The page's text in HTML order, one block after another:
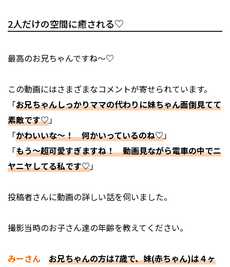
2人だけの空間に癒される♡
最高のお兄ちゃんですね～♡
この動画にはさまざまなコメントが寄せられています。
「お兄ちゃんしっかりママの代わりに妹ちゃん面倒見てて
素敵です♡」
「かわいいな～！ 何かいっているのね♡」
「もう～超可愛すぎますね！ 動画見ながら電車の中でニ
ヤニヤしてる私です♡」
投稿者さんに動画の詳しい話を伺いました。
――撮影当時のお子さん達の年齢を教えてください。
みーさん
お兄ちゃんの方は7歳で、妹(赤ちゃん)は４ヶ